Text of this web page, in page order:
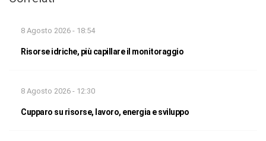
8 Agosto 2026 - 18:54
Risorse idriche, più capillare il monitoraggio
8 Agosto 2026 - 12:30
Cupparo su risorse, lavoro, energia e sviluppo